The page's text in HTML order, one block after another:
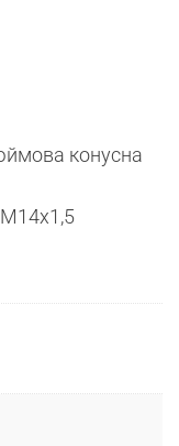
конусна
М14х1,5